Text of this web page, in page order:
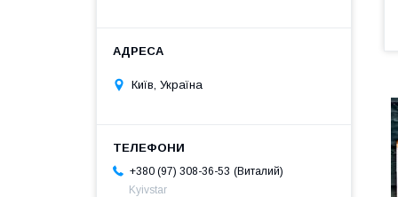
Київ, Україна
+380 (97) 308-36-53
Виталий
Kyivstar